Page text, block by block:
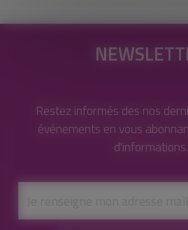
Restez informés des nos
événements en vous
d'informations.